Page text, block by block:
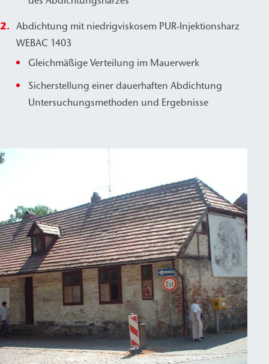
Abdichtung mit niedrigviskosem PUR-Injektionsharz
WEBAC 1403
Gleichmäßige Verteilung im Mauerwerk
Sicherstellung einer dauerhaften Abdichtung
Untersuchungsmethoden und Ergebnisse